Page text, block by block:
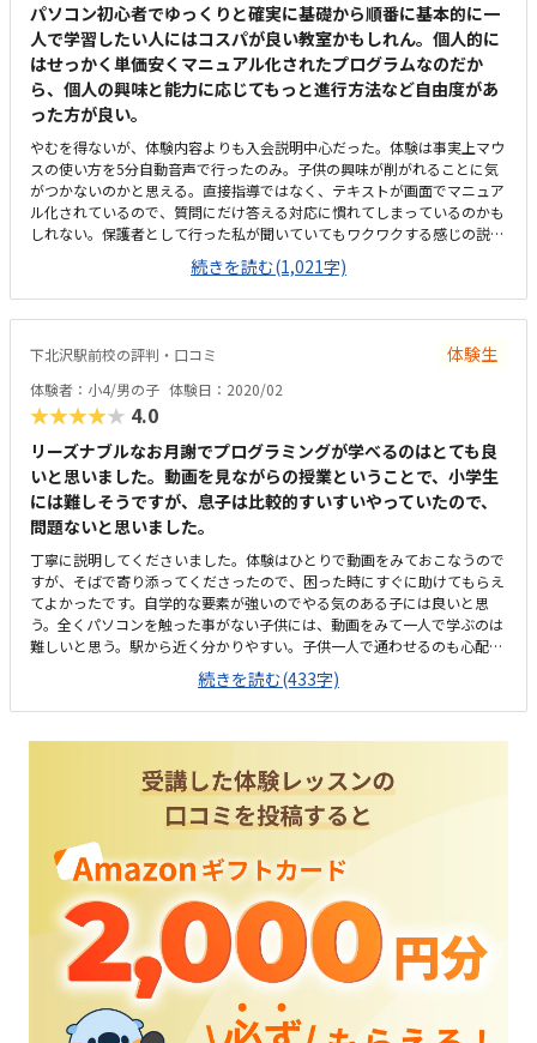
パソコン初心者でゆっくりと確実に基礎から順番に基本的に一
人で学習したい人にはコスパが良い教室かもしれん。個人的に
はせっかく単価安くマニュアル化されたプログラムなのだか
ら、個人の興味と能力に応じてもっと進行方法など自由度があ
った方が良い。
やむを得ないが、体験内容よりも入会説明中心だった。体験は事実上マウ
スの使い方を5分自動音声で行ったのみ。子供の興味が削がれることに気
がつかないのかと思える。直接指導ではなく、テキストが画面でマニュア
ル化されているので、質問にだけ答える対応に慣れてしまっているのかも
しれない。保護者として行った私が聞いていてもワクワクする感じの説明
ではなかった。なぜそれを学ぶことに意味があるのかとかの説明もなかっ
た。これだとスクーリングする必要なくて、完全にオンラインでやる教室
の方が効率よく学習できるのではないかなと思った。直接プログラミング
とは関係ない初期導入のテキストが3冊あり、最初の2冊は説明が8回、そ
ば良いと思ったが、教室でやらなければいけないととのこと。さらに回数
は固定されているので、早く進めることはできない。説明では決められた
内容だけで時間いっぱいかかると言うことでしたが、ほとんど簡単な操作
練習の印象でした。これらを終えてからようやくプログラミングだそうで
す。エクセルやパワポは当面必要ないし、習っても普段使わなければ忘れ
るし、たぶん子供は最初の数時間で飽きてしまうのではないかと思いま
す。自宅からは歩くとちょっときついかもしれないけど、問題はない範
囲。場所もわかりやすい。ただビルが古いので、なんとなく暗い感じだけ
ど、劇場の入っているビルだし、演劇の街でもあるので、それも風情か
も。小さな部屋なので、密になる不安はあるかもしれない。設備はパソコ
ンのみ。皆さん静かにパソコンに向かってそれぞれの学習をしていた。飲
み物は持ち込み可ということでした。ある意味必要十分。月額2200円無
条件にかかります。これは想定外。また今回の私の場合には、テキスト代
が一単元2200円かかります。あとは回数分。一回1100円、50分。コロナ
ログラミングに入るまでに44回通うことになり、週二回通ったとして、半
年かかる予想。6万円くらいか？それでも他よりも安いとは言えるが、あ
で、その何倍も教室の説明で時間取られたら飽きる。コストが安い以外に
教室の特徴とか強みとか魅力がなんなのか分からなかった。
続きを読む(1,021字)
下北沢駅前校の評判・口コミ 体験生
体験者：小4/男の子 体験日：2020/02
★★★★★ 4.0
リーズナブルなお月謝でプログラミングが学べるのはとても良
いと思いました。動画を見ながらの授業ということで、小学生
には難しそうですが、息子は比較的すいすいやっていたので、
問題ないと思いました。
丁寧に説明してくださいました。体験はひとりで動画をみておこなうので
すが、そばで寄り添ってくださったので、困った時にすぐに助けてもらえ
てよかったです。自学的な要素が強いのでやる気のある子には良いと思
う。全くパソコンを触った事がない子供には、動画をみて一人で学ぶのは
難しいと思う。駅から近く分かりやすい。子供一人で通わせるのも心配な
い場所で良かったです。夜に通うことになっても駅から色々歩かなくてい
いので安心です。シンプルです。ヘッドフォンをつけて学習するらしいで
すが、困った時、スタッフの方は付き添っているわけではないので、スタ
てもありがたいです。急な変更も振り替えられて助かります。お月謝が安
いこと、プログラミングだけでなくパソコンスキルも学ぼうと思ったら学
べるところ。曜日や時間がフレキシブルに対応してくださるので通いやす
いです。
続きを読む(433字)